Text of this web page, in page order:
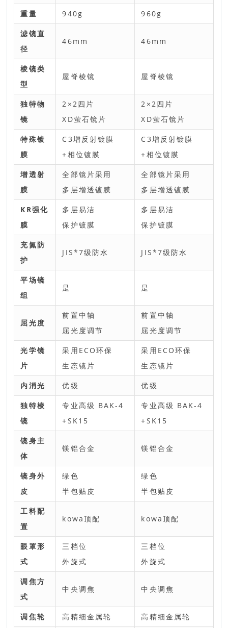
重量 940g 960g
滤镜直
径
46mm 46mm
棱镜类
型
屋脊棱镜 屋脊棱镜
独特物
镜
2×2四片
XD萤石镜片
2×2四片
XD萤石镜片
特殊镀
膜
C3增反射镀膜
+相位镀膜
C3增反射镀膜
+相位镀膜
增透射
膜
全部镜片采用
多层增透镀膜
全部镜片采用
多层增透镀膜
KR强化
膜
多层易洁
保护镀膜
多层易洁
保护镀膜
充氮防
护
JIS*7级防水 JIS*7级防水
平场镜
组
是 是
屈光度
前置中轴
屈光度调节
前置中轴
屈光度调节
光学镜
片
采用ECO环保
生态镜片
采用ECO环保
生态镜片
内消光 优级 优级
独特棱
镜
专业高级 BAK-4
+SK15
专业高级 BAK-4
+SK15
镜身主
体
镁铝合金 镁铝合金
镜身外
皮
绿色
半包贴皮
绿色
半包贴皮
工料配
置
kowa顶配 kowa顶配
眼罩形
式
三档位
外旋式
三档位
外旋式
调焦方
式
中央调焦 中央调焦
调焦轮 高精细金属轮 高精细金属轮